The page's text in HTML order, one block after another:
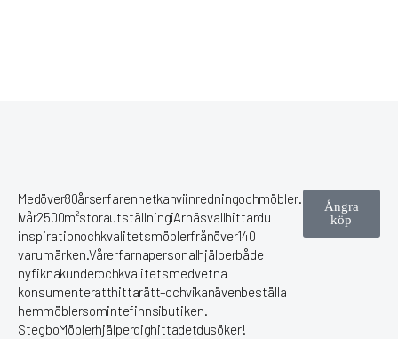
Med över 80 års erfarenhet kan vi inredning och möbler.
I vår 2500 m² stora utställning i Arnäsvall hittar du
inspiration och kvalitetsmöbler från över 140
varumärken. Vår erfarna personal hjälper både
nyfikna kunder och kvalitetsmedvetna
konsumenter att hitta rätt – och vi kan även beställa
hem möbler som inte finns i butiken.
Stegbo Möbler hjälper dig hitta det du söker!
Ångra
köp